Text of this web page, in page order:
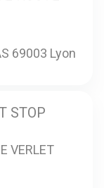
69003 Lyon
STOP
VERLET